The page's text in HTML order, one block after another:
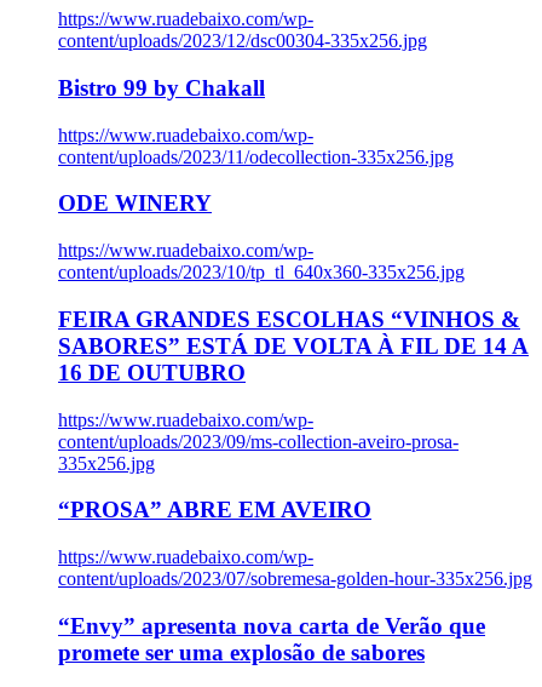
https://www.ruadebaixo.com/wp-
content/uploads/2023/12/dsc00304-335x256.jpg
Bistro 99 by Chakall
https://www.ruadebaixo.com/wp-
content/uploads/2023/11/odecollection-335x256.jpg
ODE WINERY
https://www.ruadebaixo.com/wp-
content/uploads/2023/10/tp_tl_640x360-335x256.jpg
FEIRA GRANDES ESCOLHAS “VINHOS &
SABORES” ESTÁ DE VOLTA À FIL DE 14 A
16 DE OUTUBRO
https://www.ruadebaixo.com/wp-
content/uploads/2023/09/ms-collection-aveiro-prosa-
335x256.jpg
“PROSA” ABRE EM AVEIRO
https://www.ruadebaixo.com/wp-
content/uploads/2023/07/sobremesa-golden-hour-335x256.jpg
“Envy” apresenta nova carta de Verão que
promete ser uma explosão de sabores